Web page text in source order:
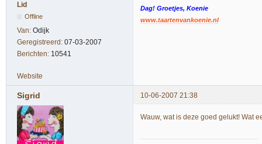
Lid
Offline
Van: Odijk
Geregistreerd: 07-03-2007
Berichten: 10541
Dag! Groetjes, Koenie
www.taartenvankoenie.nl
Website
Sigrid 10-06-2007 21:38
Wauw, wat is deze goed gelukt! Wat